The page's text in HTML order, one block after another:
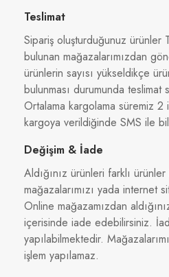
Teslimat
Sipariş oluşturduğunuz ürünler
bulunan mağazalarımızdan
ürünlerin sayısı yükseldikçe
bulunması durumunda teslimat
Ortalama kargolama süremiz 2
kargoya verildiğinde SMS ile
Değişim & İade
Aldığınız ürünleri farklı
mağazalarımızı yada internet
Online mağazamızdan
içerisinde iade edebilirsiniz.
yapılabilmektedir.
işlem yapılamaz.